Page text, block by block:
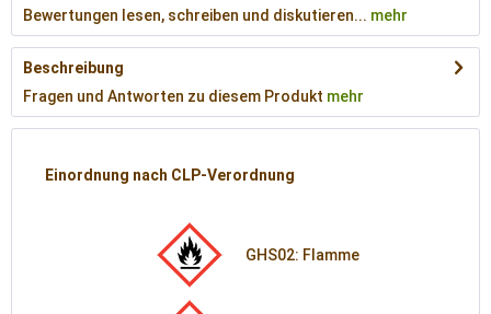
Bewertungen lesen, schreiben und diskutieren... mehr
Beschreibung
Fragen und Antworten zu diesem Produkt mehr
Einordnung nach CLP-Verordnung
GHS02: Flamme